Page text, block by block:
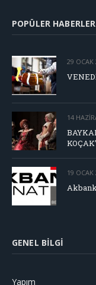
POPÜLER HABERLER
29 OCAK
14
19 OCAK
Akbank
GENEL BILGI
Yapım